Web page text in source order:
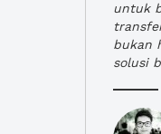
untuk
bukan
solusi